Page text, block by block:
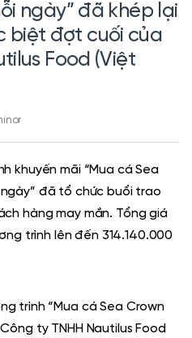
ngày” đã khép lại
biệt đợt cuối của
Food (Việt
khuyến mãi “Mua cá Sea
đã tổ chức buổi trao
hàng may mắn. Tổng giá
trình lên đến 314.140.000
trình “Mua cá Sea Crown
ty TNHH Nautilus Food